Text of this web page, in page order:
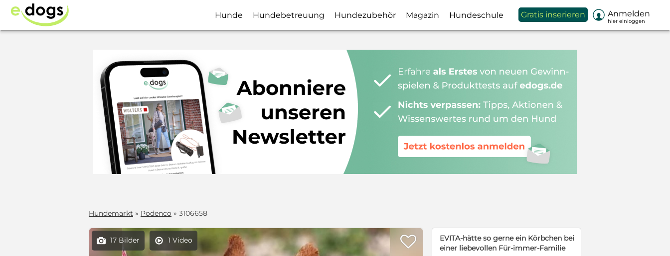
Hunde Hundebetreuung Hundezubehör Magazin Hundeschule Gratis inserieren  Anmelden
hier einloggen
Hundemarkt » Podenco » 3106658
 17 Bilder  1 Video 
EVITA-hätte so gerne ein Körbchen bei
einer liebevollen Für-immer-Familie